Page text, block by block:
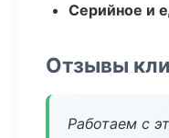
Серийное и
Отзывы
Работаем с